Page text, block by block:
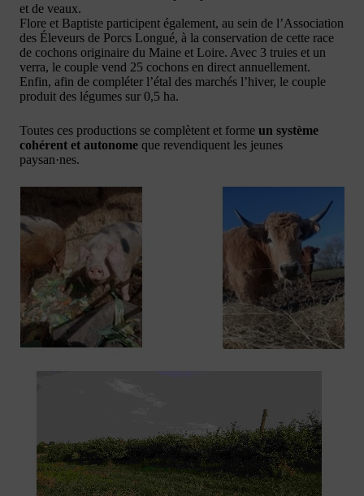
et de veaux.
Flore et Baptiste participent également, au sein de l’Association
des Éleveurs de Porcs Longué, à la conservation de cette race
de cochons originaire du Maine et Loire. Avec 3 truies et un
verra, le couple vend 25 cochons en direct annuellement.
Enfin, afin de compléter l’étal des marchés l’hiver, le couple
produit des légumes sur 0,5 ha.
Toutes ces productions se complètent et forme un système
cohérent et autonome que revendiquent les jeunes
paysan·nes.